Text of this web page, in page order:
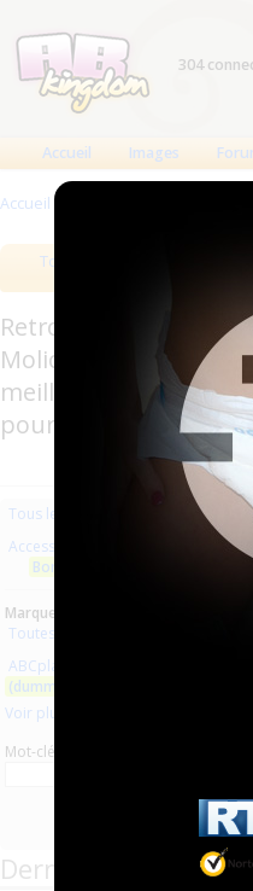
304
Accueil Images
Accueil >
Tous les produits
Retrouverez sur cette
Molicare, Comficare,
meilleurs produits
pour l'incontinence.
Tous les produits
Accessoires
Bondage
Marques :
Toutes les marques
ABCplaisir.com
(dummy bondage)
Voir plus
Mot-clé
Derniers